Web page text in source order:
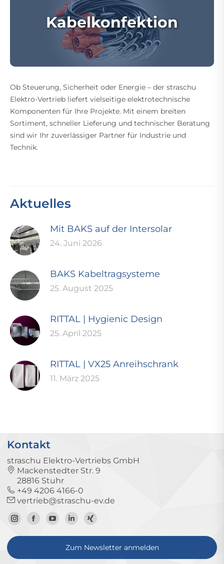
Kabelkonfektion
Ob Steuerung, Sicherheit oder Energie – der straschu
Elektro-Vertrieb liefert vielseitige elektrotechnische
Komponenten für Ihre Projekte. Mit einem breiten
Sortiment, schneller Lieferung und technischer Beratung
sind wir Ihr zuverlässiger Partner für Industrie und
Technik.
Aktuelles
Mit BAKS auf der Intersolar
24. Juni 2026
BAKS Kabeltragsysteme
25. August 2025
RITTAL | Hygienic Design
25. April 2025
RITTAL | VX25 Anreihschrank
11. März 2025
Kontakt
straschu Elektro-Vertriebs GmbH
Mackenstedter Str. 9
28816 Stuhr
+49 4206 4166-0
vertrieb@straschu-ev.de
Zum
Instagram-
Zur
Facebook-
Zum
YouTube-
Kanal
Zum
LinkedIn-
Profil
Zum
Xing-
Profil
Zum Newsletter anmelden